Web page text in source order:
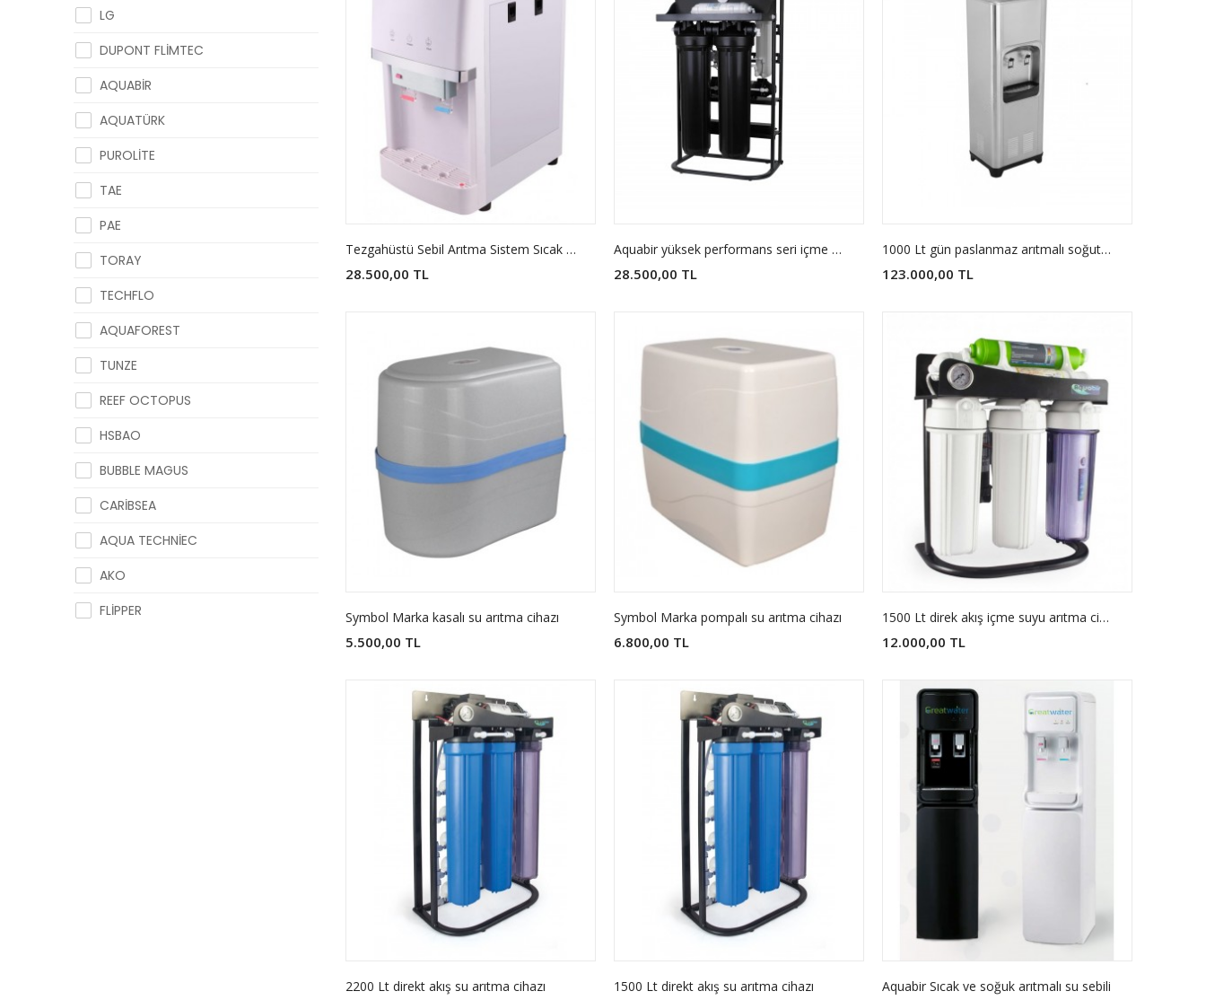
LG
DUPONT FLİMTEC
AQUABİR
AQUATÜRK
PUROLİTE
TAE
PAE
TORAY
TECHFLO
AQUAFOREST
TUNZE
REEF OCTOPUS
HSBAO
BUBBLE MAGUS
CARİBSEA
AQUA TECHNİEC
AKO
FLİPPER
Tezgahüstü Sebil Arıtma Sistem Sıcak ve Soğuk
28.500,00 TL
Aquabir yüksek performans seri içme suyu arıtma sistemi
28.500,00 TL
1000 Lt gün paslanmaz arıtmalı soğutucu sebil
123.000,00 TL
Symbol Marka kasalı su arıtma cihazı
5.500,00 TL
Symbol Marka pompalı su arıtma cihazı
6.800,00 TL
1500 Lt direk akış içme suyu arıtma cihazı 500 galon Membranlı
12.000,00 TL
2200 Lt direkt akış su arıtma cihazı 1500 Lt direkt akış su arıtma cihazı Aquabir Sıcak ve soğuk arıtmalı su sebili